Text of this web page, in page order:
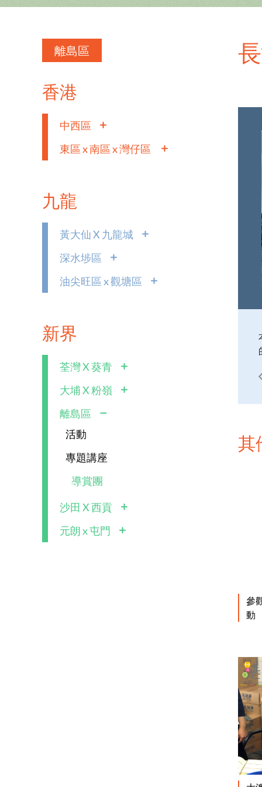
離島區
香港
中西區
東區 x 南區 x 灣仔區
九龍
黃大仙 X 九龍城
深水埗區
油尖旺區 x 觀塘區
新界
荃灣 X 葵青
大埔 X 粉嶺
離島區
活動
專題講座
導賞團
沙田 X 西貢
元朗 x 屯門
其
參
動